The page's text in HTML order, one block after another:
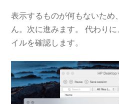
表示するものが何もないため
ん。次に進みます。 代わり
イルを確認します。